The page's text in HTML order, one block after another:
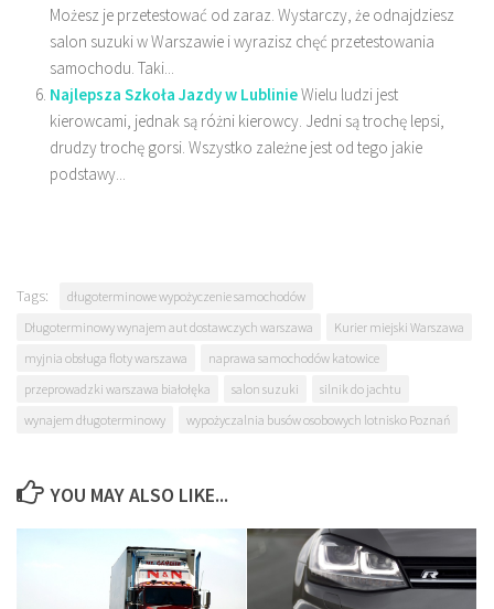
Możesz je przetestować od zaraz. Wystarczy, że odnajdziesz
salon suzuki w Warszawie i wyrazisz chęć przetestowania
samochodu. Taki...
Najlepsza Szkoła Jazdy w LublinieWielu ludzi jest
kierowcami, jednak są różni kierowcy. Jedni są trochę lepsi,
drudzy trochę gorsi. Wszystko zależne jest od tego jakie
podstawy...
Tags:
długoterminowe wypożyczenie samochodów
Długoterminowy wynajem aut dostawczych warszawa
Kurier miejski Warszawa
myjnia obsługa floty warszawa
naprawa samochodów katowice
przeprowadzki warszawa białołęka
salon suzuki
silnik do jachtu
wynajem długoterminowy
wypożyczalnia busów osobowych lotnisko Poznań
YOU MAY ALSO LIKE...